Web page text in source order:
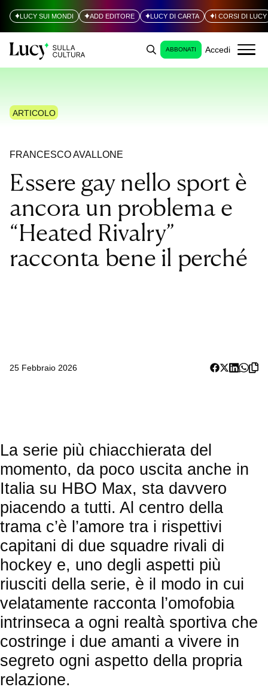
LUCY SUI MONDI ADD EDITORE LUCY DI CARTA I CORSI DI LUCY
ABBONATI Accedi
ARTICOLO
FRANCESCO AVALLONE
Essere gay nello sport è
ancora un problema e
“Heated Rivalry”
racconta bene il perché
25 Febbraio 2026
La serie più chiacchierata del
momento, da poco uscita anche in
Italia su HBO Max, sta davvero
piacendo a tutti. Al centro della
trama c’è l’amore tra i rispettivi
capitani di due squadre rivali di
hockey e, uno degli aspetti più
riusciti della serie, è il modo in cui
velatamente racconta l’omofobia
intrinseca a ogni realtà sportiva che
costringe i due amanti a vivere in
segreto ogni aspetto della propria
relazione.